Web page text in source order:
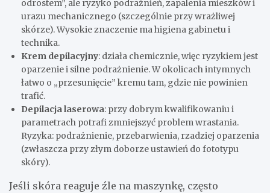
odrostem”, ale ryzyko podrażnień, zapalenia mieszków i
urazu mechanicznego (szczególnie przy wrażliwej
skórze). Wysokie znaczenie ma higiena gabinetu i
technika.
Krem depilacyjny: działa chemicznie, więc ryzykiem jest
oparzenie i silne podrażnienie. W okolicach intymnych
łatwo o „przesunięcie” kremu tam, gdzie nie powinien
trafić.
Depilacja laserowa: przy dobrym kwalifikowaniu i
parametrach potrafi zmniejszyć problem wrastania.
Ryzyka: podrażnienie, przebarwienia, rzadziej oparzenia
(zwłaszcza przy złym doborze ustawień do fototypu
skóry).
Jeśli skóra reaguje źle na maszynkę, często